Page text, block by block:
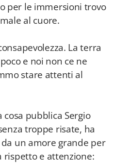
per le immersioni trovo
al cuore.
La terra
e noi non ce ne
stare attenti al
pubblica Sergio
troppe risate, ha
un amore grande per
rispetto e attenzione: